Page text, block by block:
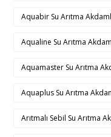
Aquabir Su Arıtma
Aqualine Su Arıtma
Aquamaster Su Arıtma
Aquaplus Su Arıtma
Arıtmalı Sebil Su Arıtma